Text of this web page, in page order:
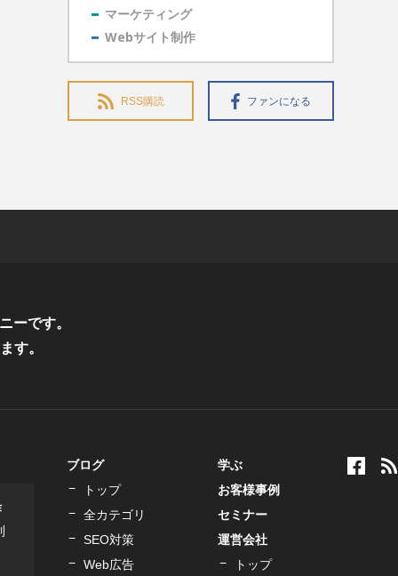
マーケティング
Webサイト制作
RSS購読 ファンになる
ーです。
す。
ブログ
トップ
全カテゴリ
SEO対策
Web広告
学ぶ
お客様事例
セミナー
運営会社
トップ